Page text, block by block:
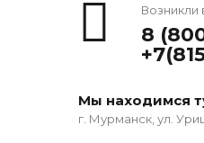
Возникли
8
Мы находимся
г. Мурманск, ул.